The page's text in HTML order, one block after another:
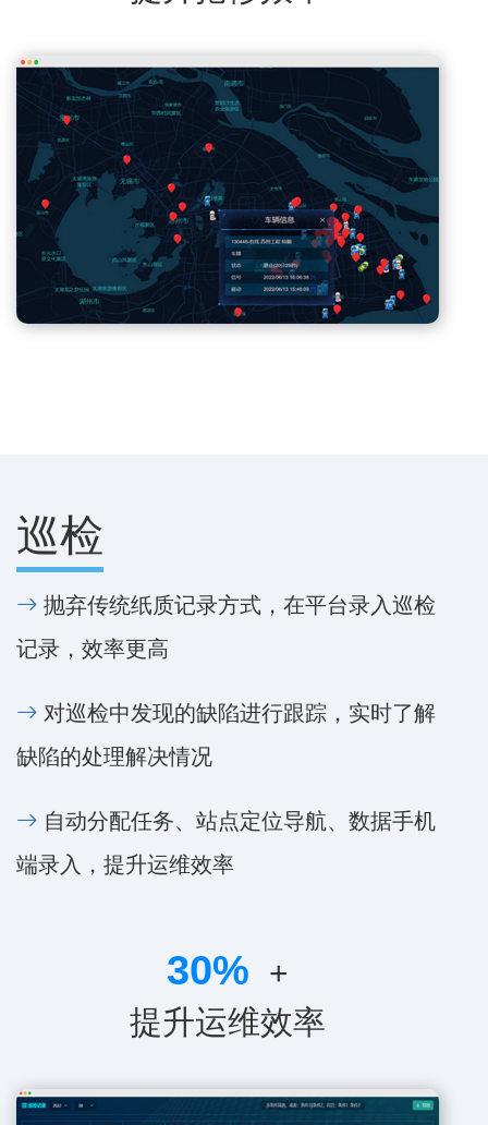
巡检
抛弃传统纸质记录方式，在平台录入巡检
记录，效率更高
对巡检中发现的缺陷进行跟踪，实时了解
缺陷的处理解决情况
自动分配任务、站点定位导航、数据手机
端录入，提升运维效率
30%
+
提升运维效率